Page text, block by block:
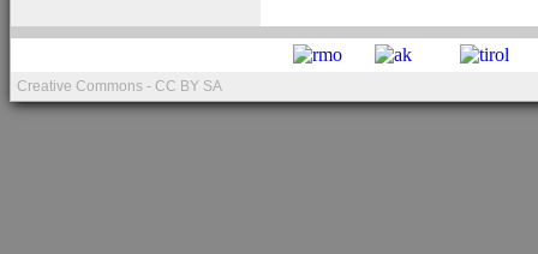
Creative Commons - CC BY SA